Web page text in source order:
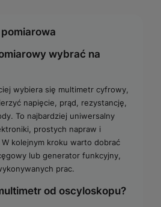
pomiarowa
wybrać na
wybiera się multimetr cyfrowy,
napięcie, prąd, rezystancję,
To najbardziej uniwersalny
prostych napraw i
kolejnym kroku warto dobrać
lub generator funkcyjny,
prac.
od oscyloskopu?